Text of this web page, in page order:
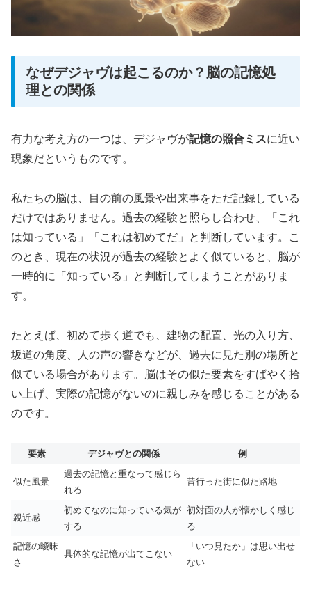
なぜデジャヴは起こるのか？脳の記憶処
理との関係
有力な考え方の一つは、デジャヴが記憶の照合ミスに近い
現象だというものです。
私たちの脳は、目の前の風景や出来事をただ記録している
だけではありません。過去の経験と照らし合わせ、「これ
は知っている」「これは初めてだ」と判断しています。こ
のとき、現在の状況が過去の経験とよく似ていると、脳が
一時的に「知っている」と判断してしまうことがありま
す。
たとえば、初めて歩く道でも、建物の配置、光の入り方、
坂道の角度、人の声の響きなどが、過去に見た別の場所と
似ている場合があります。脳はその似た要素をすばやく拾
い上げ、実際の記憶がないのに親しみを感じることがある
のです。
要素 デジャヴとの関係 例
似た風景
過去の記憶と重なって感じら
れる
昔行った街に似た路地
親近感
初めてなのに知っている気が
する
初対面の人が懐かしく感じ
る
記憶の曖昧
さ
具体的な記憶が出てこない
「いつ見たか」は思い出せ
ない